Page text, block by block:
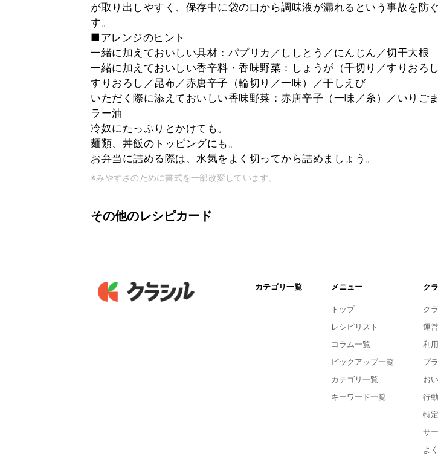
が取り出しやすく、保存中に袋の口から調味液が漏れるという事故を防
す。
■アレンジのヒント
一緒に加えておいしい具材：パプリカ／ししとう／にんじん／切干大根
一緒に加えておいしい香辛料・香味野菜：しょうが（千切り／すりおろ
すりおろし／昆布／赤唐辛子（輪切り／一味）／干しえび
いただく際に添えておいしい香味野菜：赤唐辛子（一味／糸）／いりご
ラー油
冷奴にたっぷりとかけても。
麺類、丼飯のトッピングにも。
お弁当に詰める際は、水気をよく切ってから詰めましょう。
※みやすさのために書式を一部改変しています。
その他のレシピカード
カテゴリ一覧 メニュー
トップ
レシピリスト
コラム一覧
ピックアップ一覧
カテゴリ一覧
キーワード一覧
ク
ク
運
利
プ
お
行
特
サ
よ